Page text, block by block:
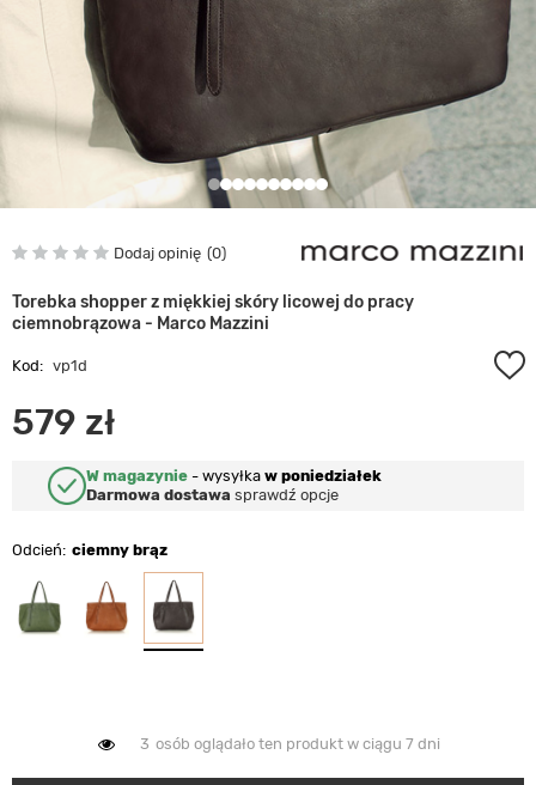
Dodaj opinię 0
Torebka shopper z miękkiej skóry licowej do pracy
ciemnobrązowa - Marco Mazzini
Kod: vp1d
579 zł
W magazynie - wysyłka w poniedziałek
Darmowa dostawa sprawdź opcje
Odcień ciemny brąz
3 osób oglądało ten produkt w ciągu 7 dni